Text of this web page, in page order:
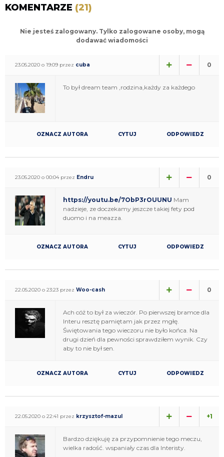
KOMENTARZE (21)
Nie jesteś zalogowany. Tylko zalogowane osoby, mogą
dodawać wiadomości
23.05.2020 o 19:09 przez cuba 0
To był dream team ,rodzina,każdy za każdego
OZNACZ AUTORA CYTUJ ODPOWIEDZ
23.05.2020 o 00:04 przez Endru 0
https://youtu.be/7ObP3rOUUNU Mam
nadzieje, ze doczekamy jeszcze takiej fety pod
duomo i na meazza.
OZNACZ AUTORA CYTUJ ODPOWIEDZ
22.05.2020 o 23:23 przez Woo-cash 0
Ach cóż to był za wieczór. Po pierwszej bramce dla
Interu resztę pamiętam jak przez mgłę.
Świętowania tego wieczoru nie było końca. Na
drugi dzień dla pewności sprawdziłem wynik. Czy
aby to nie był sen.
OZNACZ AUTORA CYTUJ ODPOWIEDZ
22.05.2020 o 22:41 przez krzysztof-mazul +1
Bardzo dziękuję za przypomnienie tego meczu,
wielka radość. wspaniały czas dla Interisty.